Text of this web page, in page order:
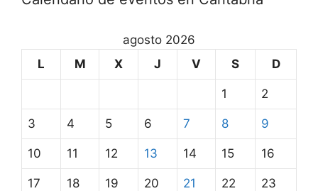
agosto 2026
L
M X J V S D
1 2
3 4 5 6 7 8 9
10 11 12 13 14 15 16
17 18 19 20 21 22 23